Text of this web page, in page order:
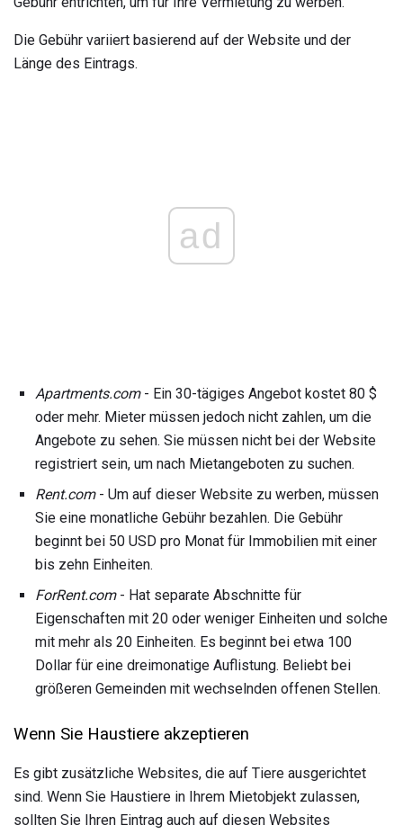
Die Gebühr variiert basierend auf der Website und der
Länge des Eintrags.
ad
Apartments.com- Ein 30-tägiges Angebot kostet 80 $
oder mehr. Mieter müssen jedoch nicht zahlen, um die
Angebote zu sehen. Sie müssen nicht bei der Website
registriert sein, um nach Mietangeboten zu suchen.
Rent.com- Um auf dieser Website zu werben, müssen
Sie eine monatliche Gebühr bezahlen. Die Gebühr
beginnt bei 50 USD pro Monat für Immobilien mit einer
bis zehn Einheiten.
ForRent.com- Hat separate Abschnitte für
Eigenschaften mit 20 oder weniger Einheiten und solche
mit mehr als 20 Einheiten. Es beginnt bei etwa 100
Dollar für eine dreimonatige Auflistung. Beliebt bei
größeren Gemeinden mit wechselnden offenen Stellen.
Wenn Sie Haustiere akzeptieren
Es gibt zusätzliche Websites, die auf Tiere ausgerichtet
sind. Wenn Sie Haustiere in Ihrem Mietobjekt zulassen,
sollten Sie Ihren Eintrag auch auf diesen Websites